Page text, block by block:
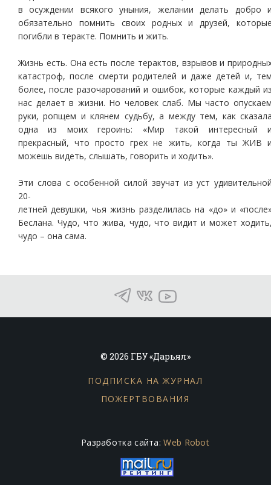
в осуждении всякого уныния, желании делать добро
обязательно помнить своих родных и друзей,
погибли в теракте. Помнить и жить.
Жизнь есть. Она есть после терактов, взрывов и
катастроф, после смерти родителей и даже детей и,
более, после разочарований и ошибок, которые каждый
нас делает в жизни. Но человек слаб. Мы часто
руки, ропщем и клянем судьбу, а между тем, как
одна из моих героинь: «Мир такой интересный
прекрасный, что просто грех не жить, когда ты ЖИВ
можешь видеть, слышать, говорить и ходить».
Эти слова с особенной силой звучат из уст
20-
летней девушки, чья жизнь разделилась на «до» и
Беслана. Чудо, что жива, чудо, что видит и может
чудо – она сама.
© 2026 ГБУ «Дарьял»
ПОДПИСКА НА ЖУРНАЛ
ПОЖЕРТВОВАНИЯ
Разработка сайта:Web Robot